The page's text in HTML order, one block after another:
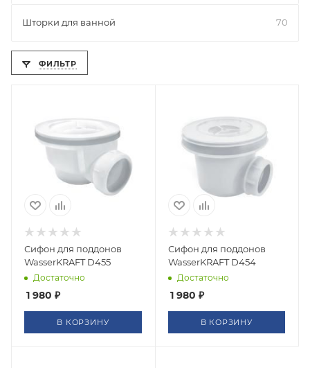
Шторки для ванной 70
ФИЛЬТР
Сифон для поддонов
WasserKRAFT D455
Достаточно
1 980 ₽
В КОРЗИНУ
Сифон для поддонов
WasserKRAFT D454
Достаточно
1 980 ₽
В КОРЗИНУ